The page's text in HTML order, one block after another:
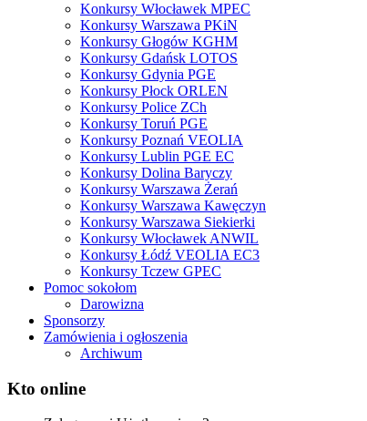
Konkursy Włocławek MPEC
Konkursy Warszawa PKiN
Konkursy Głogów KGHM
Konkursy Gdańsk LOTOS
Konkursy Gdynia PGE
Konkursy Płock ORLEN
Konkursy Police ZCh
Konkursy Toruń PGE
Konkursy Poznań VEOLIA
Konkursy Lublin PGE EC
Konkursy Dolina Baryczy
Konkursy Warszawa Żerań
Konkursy Warszawa Kawęczyn
Konkursy Warszawa Siekierki
Konkursy Włocławek ANWIL
Konkursy Łódź VEOLIA EC3
Konkursy Tczew GPEC
Pomoc sokołom
Darowizna
Sponsorzy
Zamówienia i ogłoszenia
Archiwum
Kto online